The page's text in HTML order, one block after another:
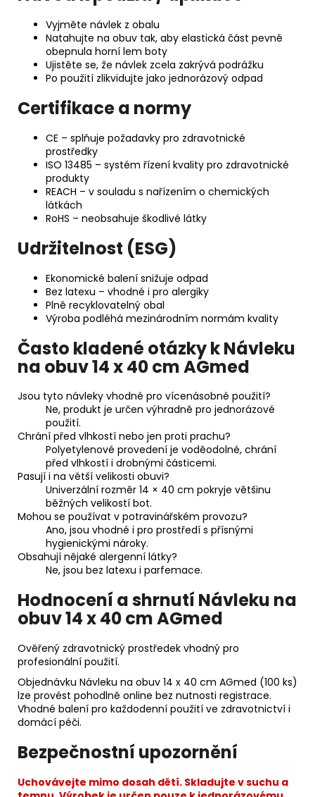
Vyjměte návlek z obalu
Natahujte na obuv tak, aby elastická část pevně
obepnula horní lem boty
Ujistěte se, že návlek zcela zakrývá podrážku
Po použití zlikvidujte jako jednorázový odpad
Certifikace a normy
CE – splňuje požadavky pro zdravotnické
prostředky
ISO 13485 – systém řízení kvality pro zdravotnické
produkty
REACH – v souladu s nařízením o chemických
látkách
RoHS – neobsahuje škodlivé látky
Udržitelnost (ESG)
Ekonomické balení snižuje odpad
Bez latexu – vhodné i pro alergiky
Plně recyklovatelný obal
Výroba podléhá mezinárodním normám kvality
Často kladené otázky k Návleku
na obuv 14 x 40 cm AGmed
Jsou tyto návleky vhodné pro vícenásobné použití?
Ne, produkt je určen výhradně pro jednorázové
použití.
Chrání před vlhkostí nebo jen proti prachu?
Polyetylenové provedení je voděodolné, chrání
před vlhkostí i drobnými částicemi.
Pasují i na větší velikosti obuvi?
Univerzální rozměr 14 × 40 cm pokryje většinu
běžných velikostí bot.
Mohou se používat v potravinářském provozu?
Ano, jsou vhodné i pro prostředí s přísnými
hygienickými nároky.
Obsahují nějaké alergenní látky?
Ne, jsou bez latexu i parfemace.
Hodnocení a shrnutí Návleku na
obuv 14 x 40 cm AGmed
Ověřený zdravotnický prostředek vhodný pro
profesionální použití.
Objednávku Návleku na obuv 14 x 40 cm AGmed (100 ks)
lze provést pohodlně online bez nutnosti registrace.
Vhodné balení pro každodenní použití ve zdravotnictví i
domácí péči.
Bezpečnostní upozornění
Uchovávejte mimo dosah dětí. Skladujte v suchu a